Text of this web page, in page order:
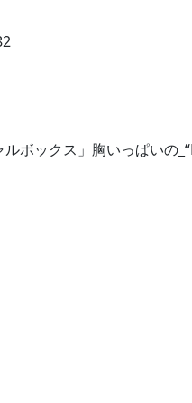
ボックス」胸いっぱいの